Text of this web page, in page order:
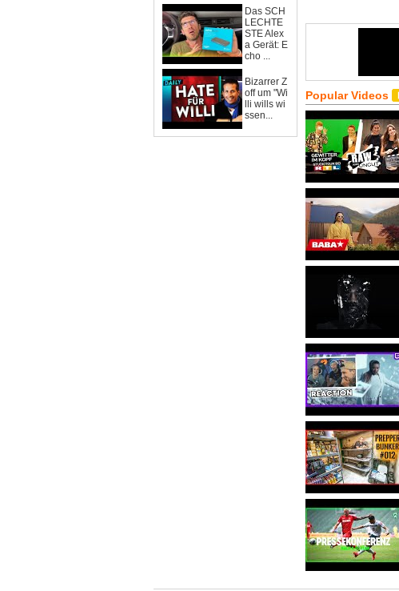
Das SCH
LECHTE
STE Alex
a Gerät: E
cho ...
Bizarrer Z
off um "Wi
lli wills wi
ssen...
Popular Videos